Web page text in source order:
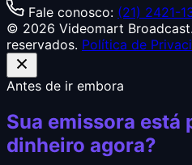
Fale conosco: (21) 2421-
© 2026 Videomart
reservados. Política de
Antes de ir embora
Sua emissora está
dinheiro agora?